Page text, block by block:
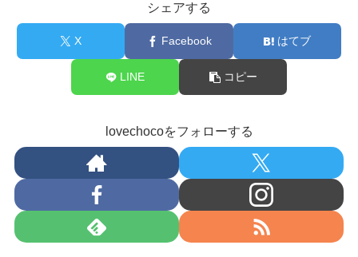
シェアする
X Facebook はてブ
LINE コピー
lovechocoをフォローする